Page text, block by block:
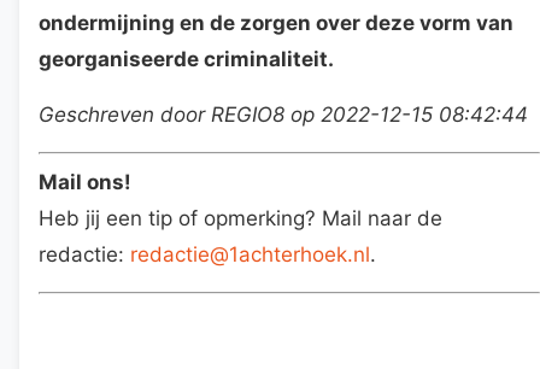
ondermijning en de zorgen over deze vorm van
georganiseerde criminaliteit.
Geschreven door REGIO8 op 2022-12-15 08:42:44
Mail ons!
Heb jij een tip of opmerking? Mail naar de
redactie: redactie@1achterhoek.nl.